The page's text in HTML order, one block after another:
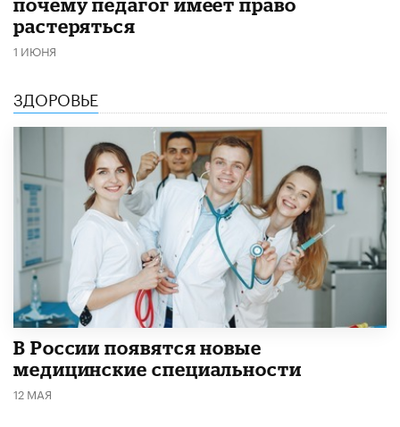
почему педагог имеет право
растеряться
1 ИЮНЯ
ЗДОРОВЬЕ
В России появятся новые
медицинские специальности
12 МАЯ